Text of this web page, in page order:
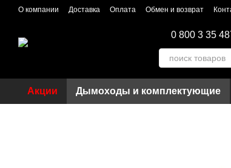
Перейти к основному контенту
О компании Доставка Оплата Обмен и возврат
0 800 3 35
Акции Дымоходы и комплектующие